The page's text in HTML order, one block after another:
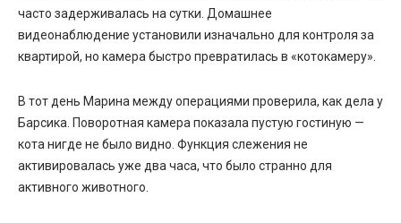
часто задерживалась на сутки. Домашнее
видеонаблюдение установили изначально для контроля за
квартирой, но камера быстро превратилась в «котокамеру».
В тот день Марина между операциями проверила, как дела у
Барсика. Поворотная камера показала пустую гостиную —
кота нигде не было видно. Функция слежения не
активировалась уже два часа, что было странно для
активного животного.